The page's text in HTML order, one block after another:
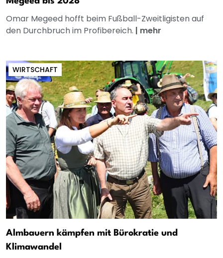
Omar Megeed hofft beim Fußball-Zweitligisten auf
den Durchbruch im Profibereich. | mehr
WIRTSCHAFT
Almbauern kämpfen mit Bürokratie und
Klimawandel